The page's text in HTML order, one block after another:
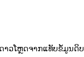
າວໂຫຼດຈາກແທັບຂໍ້ມູນດິບ